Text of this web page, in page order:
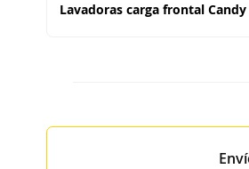
Lavadoras carga frontal Candy